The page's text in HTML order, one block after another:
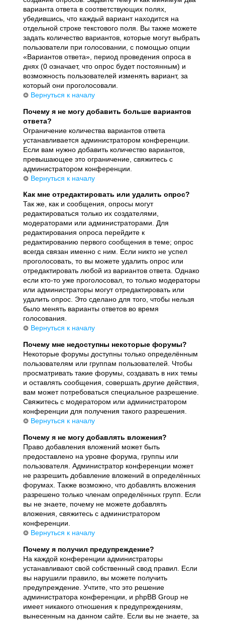
варианта ответа в соответствующих полях,
убедившись, что каждый вариант находится на
отдельной строке текстового поля. Вы также можете
задать количество вариантов, которые могут выбрать
пользователи при голосовании, с помощью опции
«Вариантов ответа», период проведения опроса в
днях (0 означает, что опрос будет постоянным) и
возможность пользователей изменять вариант, за
который они проголосовали.
Вернуться к началу
Почему я не могу добавить больше вариантов
ответа?
Ограничение количества вариантов ответа
устанавливается администратором конференции.
Если вам нужно добавить количество вариантов,
превышающее это ограничение, свяжитесь с
администратором конференции.
Вернуться к началу
Как мне отредактировать или удалить опрос?
Так же, как и сообщения, опросы могут
редактироваться только их создателями,
модераторами или администраторами. Для
редактирования опроса перейдите к
редактированию первого сообщения в теме; опрос
всегда связан именно с ним. Если никто не успел
проголосовать, то вы можете удалить опрос или
отредактировать любой из вариантов ответа. Однако
если кто-то уже проголосовал, то только модераторы
или администраторы могут отредактировать или
удалить опрос. Это сделано для того, чтобы нельзя
было менять варианты ответов во время
голосования.
Вернуться к началу
Почему мне недоступны некоторые форумы?
Некоторые форумы доступны только определённым
пользователям или группам пользователей. Чтобы
просматривать такие форумы, создавать в них темы
и оставлять сообщения, совершать другие действия,
вам может потребоваться специальное разрешение.
Свяжитесь с модератором или администратором
конференции для получения такого разрешения.
Вернуться к началу
Почему я не могу добавлять вложения?
Право добавления вложений может быть
предоставлено на уровне форума, группы или
пользователя. Администратор конференции может
не разрешить добавление вложений в определённых
форумах. Также возможно, что добавлять вложения
разрешено только членам определённых групп. Если
вы не знаете, почему не можете добавлять
вложения, свяжитесь с администратором
конференции.
Вернуться к началу
Почему я получил предупреждение?
На каждой конференции администраторы
устанавливают свой собственный свод правил. Если
вы нарушили правило, вы можете получить
предупреждение. Учтите, что это решение
администратора конференции, и phpBB Group не
имеет никакого отношения к предупреждениям,
вынесенным на данном сайте. Если вы не знаете, за